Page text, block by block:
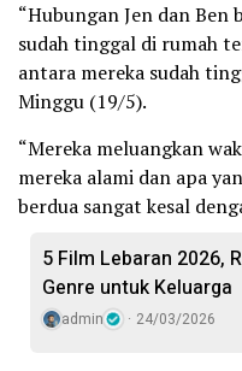
“Hubungan Jen dan Ben
sudah tinggal di rumah
antara mereka sudah
Minggu (19/5).
“Mereka meluangkan
mereka alami dan apa
berdua sangat kesal
5 Film Lebaran 2026,
Genre untuk Keluarga
admin 24/03/2026